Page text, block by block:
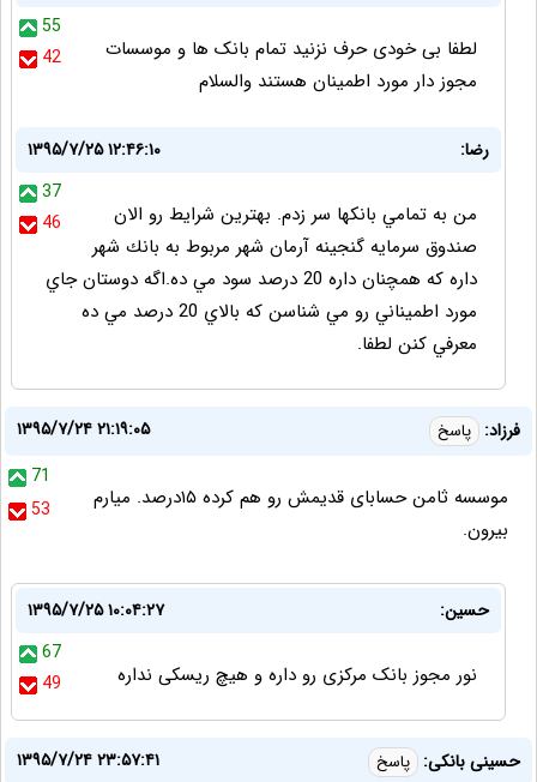
55
42
لطفا بی خودی حرف نزنید تمام بانک ها و موسسات
مجوز دار مورد اطمینان هستند والسلام
رضا:
۱۳۹۵/۷/۲۵ ۱۲:۴۶:۱۰
37
46
من به تمامي بانكها سر زدم. بهترين شرايط رو الان
صندوق سرمايه گنجينه آرمان شهر مربوط به بانك شهر
داره كه همچنان داره 20 درصد سود مي ده.اگه دوستان جاي
مورد اطميناني رو مي شناسن كه بالاي 20 درصد مي ده
معرفي كنن لطفا.
فرزاد: پاسخ
۱۳۹۵/۷/۲۴ ۲۱:۱۹:۰۵
71
53
موسسه ثامن حسابای قدیمش رو هم کرده ۱۵درصد. میارم
بیرون.
حسین:
۱۳۹۵/۷/۲۵ ۱۰:۰۴:۲۷
67
49
نور مجوز بانک مرکزی رو داره و هیچ ریسکی نداره
حسینی بانکی: پاسخ
۱۳۹۵/۷/۲۴ ۲۳:۵۷:۴۱